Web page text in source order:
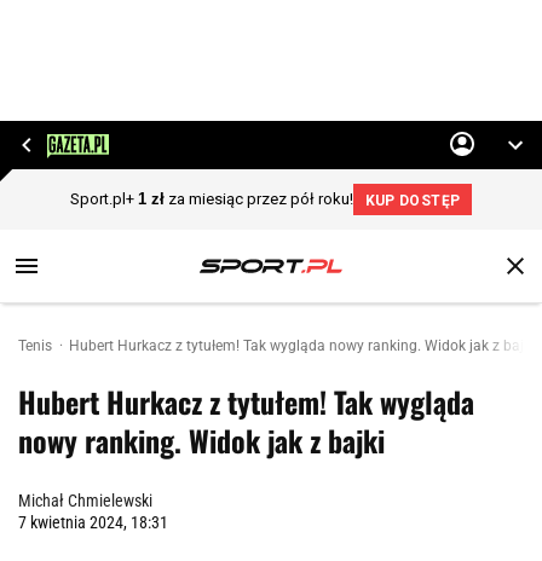
Tenis Hubert Hurkacz z tytułem! Tak wygląda nowy ranking. Widok jak z bajki
Hubert Hurkacz z tytułem! Tak wygląda
nowy ranking. Widok jak z bajki
Michał Chmielewski
7 kwietnia 2024, 18:31